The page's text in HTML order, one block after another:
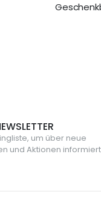
um über neue
und Aktionen informiert